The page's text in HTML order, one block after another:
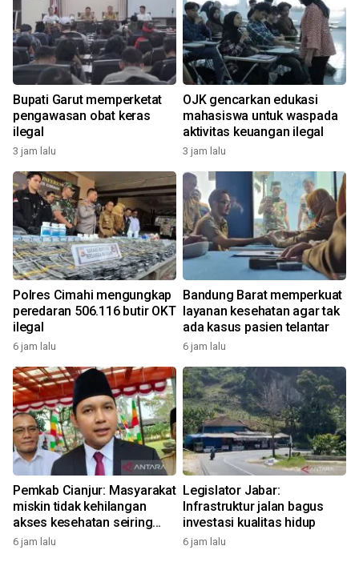
Bupati Garut memperketat
pengawasan obat keras
ilegal
3 jam lalu
OJK gencarkan edukasi
mahasiswa untuk waspada
aktivitas keuangan ilegal
3 jam lalu
Polres Cimahi mengungkap
peredaran 506.116 butir OKT
ilegal
6 jam lalu
Bandung Barat memperkuat
layanan kesehatan agar tak
ada kasus pasien telantar
6 jam lalu
Pemkab Cianjur: Masyarakat
miskin tidak kehilangan
akses kesehatan seiring
penghentian skema UHC
6 jam lalu
Legislator Jabar:
Infrastruktur jalan bagus
investasi kualitas hidup
6 jam lalu